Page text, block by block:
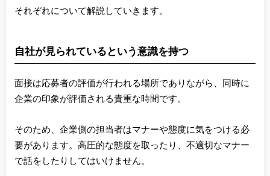
それぞれについて解説していきます。
自社が見られているという意識を持つ
面接は応募者の評価が行われる場所でありながら、同時に
企業の印象が評価される貴重な時間です。
そのため、企業側の担当者はマナーや態度に気をつける必
要があります。高圧的な態度を取ったり、不適切なマナー
で話をしたりしてはいけません。